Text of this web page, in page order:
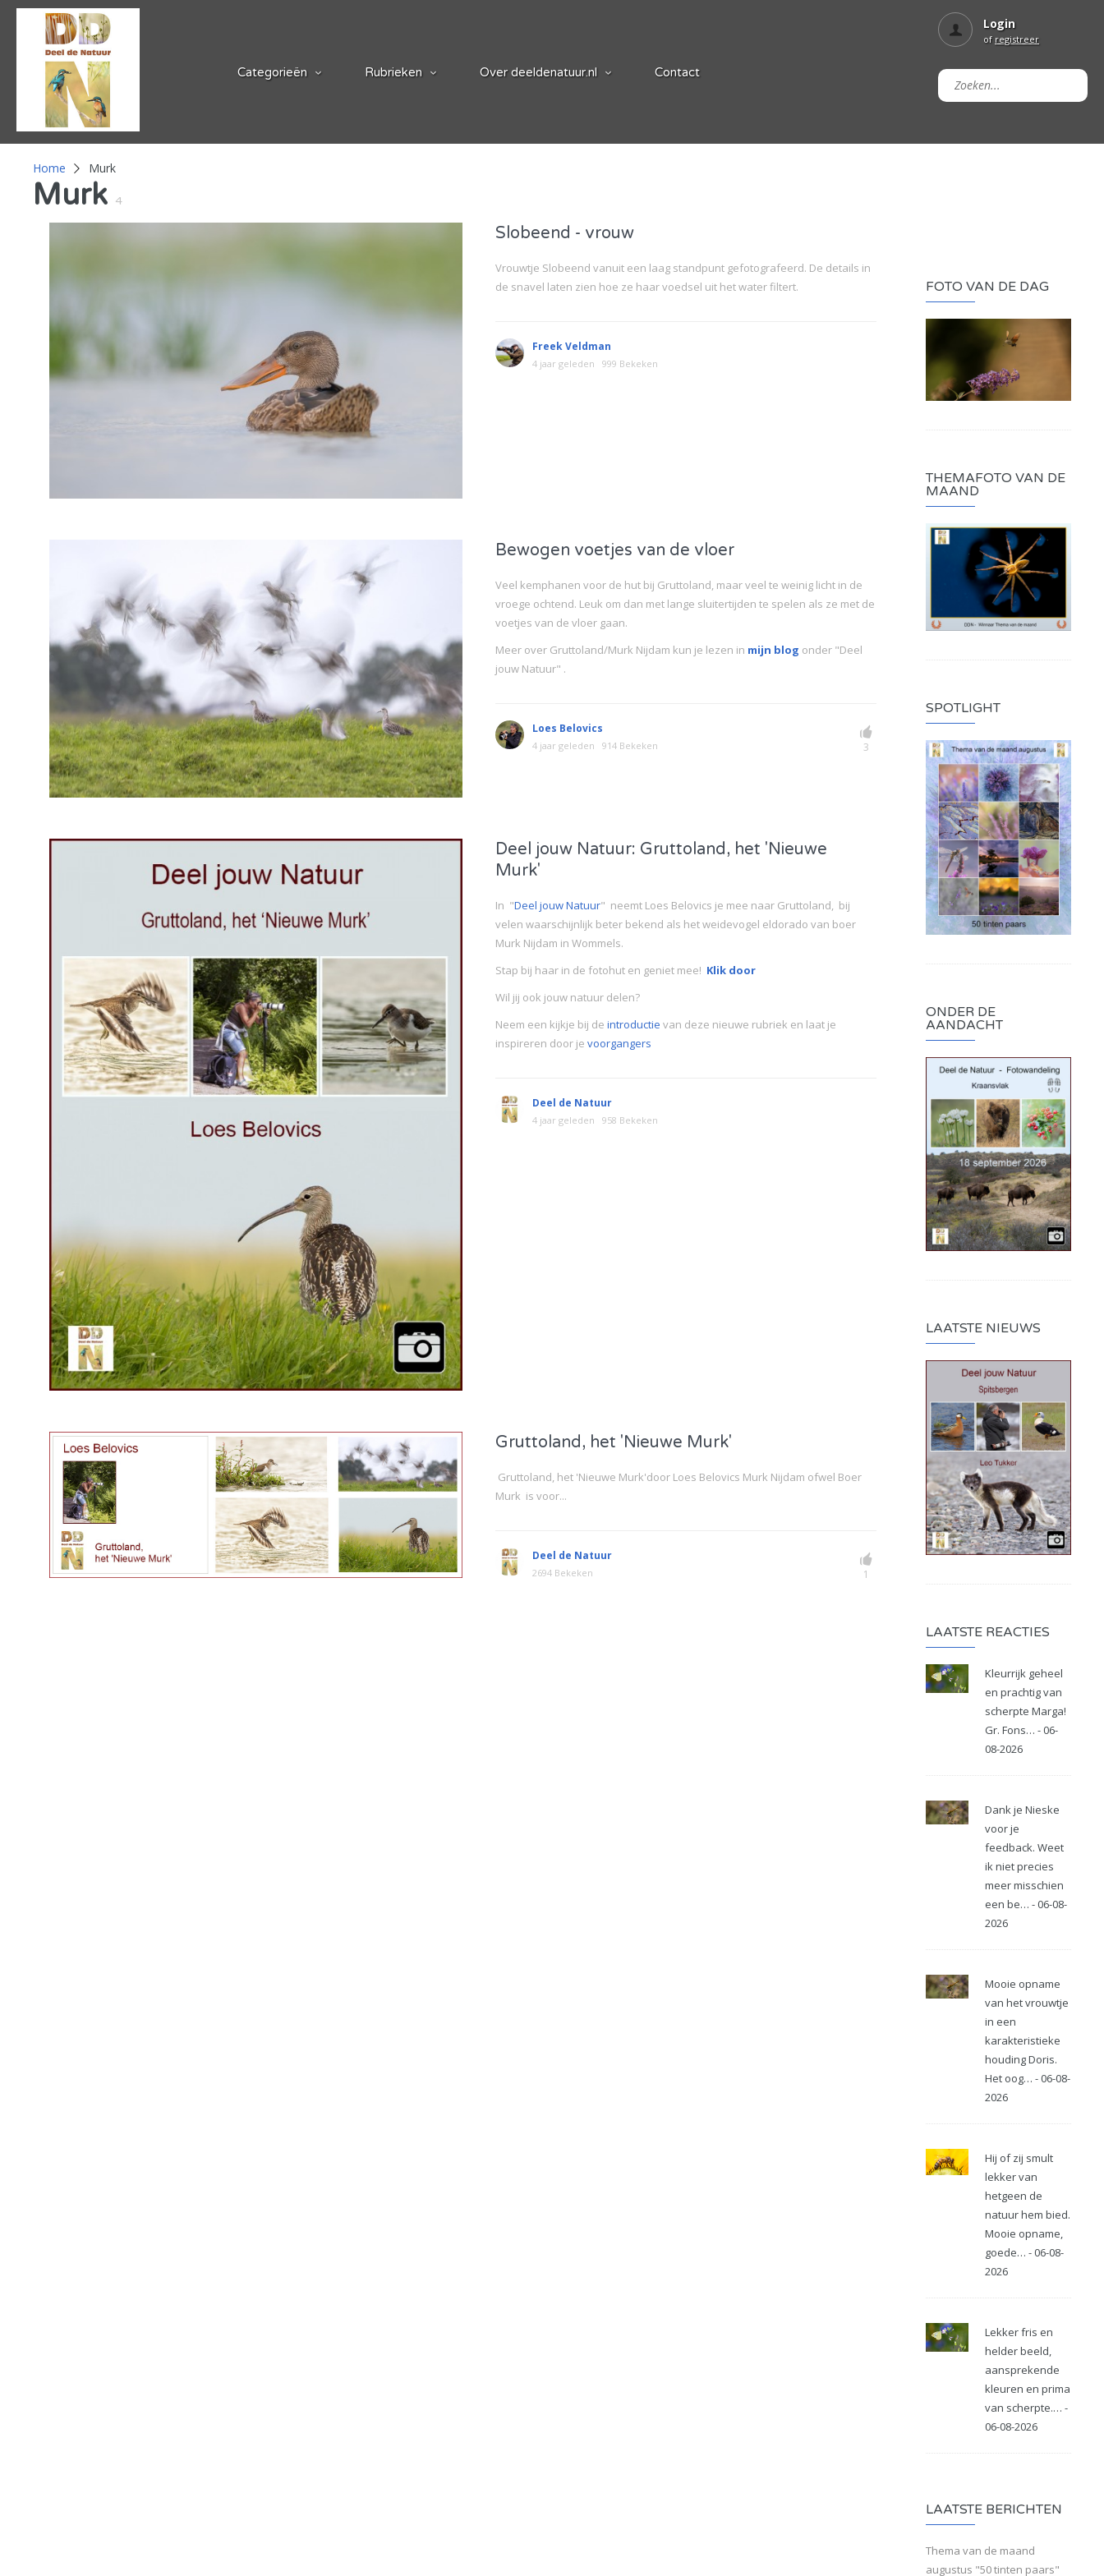
Categorieën Rubrieken Over deeldenatuur.nl Contact
Login
of registreer
Home Murk
Murk 4
Slobeend - vrouw
Vrouwtje Slobeend vanuit een laag standpunt gefotografeerd. De details in
de snavel laten zien hoe ze haar voedsel uit het water filtert.
Freek Veldman
4 jaar geleden 999 Bekeken
Bewogen voetjes van de vloer
Veel kemphanen voor de hut bij Gruttoland, maar veel te weinig licht in de
vroege ochtend. Leuk om dan met lange sluitertijden te spelen als ze met de
voetjes van de vloer gaan.
Meer over Gruttoland/Murk Nijdam kun je lezen in mijn blog onder "Deel
jouw Natuur" .
Loes Belovics
4 jaar geleden 914 Bekeken 3
Deel jouw Natuur: Gruttoland, het 'Nieuwe
Murk'
In "Deel jouw Natuur" neemt Loes Belovics je mee naar Gruttoland, bij
velen waarschijnlijk beter bekend als het weidevogel eldorado van boer
Murk Nijdam in Wommels.
Stap bij haar in de fotohut en geniet mee! Klik door
Wil jij ook jouw natuur delen?
Neem een kijkje bij deintroductie van deze nieuwe rubriek en laat je
inspireren door jevoorgangers
Deel de Natuur
4 jaar geleden 958 Bekeken
Gruttoland, het 'Nieuwe Murk'
Gruttoland, het 'Nieuwe Murk'door Loes Belovics Murk Nijdam ofwel Boer
Murk is voor...
Deel de Natuur
2694 Bekeken 1
FOTO VAN DE DAG
THEMAFOTO VAN DE
MAAND
SPOTLIGHT
ONDER DE
AANDACHT
LAATSTE NIEUWS
LAATSTE REACTIES
Kleurrijk geheel
en prachtig van
scherpte Marga!
Gr. Fons… - 06-
08-2026
Dank je Nieske
voor je
feedback. Weet
ik niet precies
meer misschien
een be… - 06-08-
2026
Mooie opname
van het vrouwtje
in een
karakteristieke
houding Doris.
Het oog… - 06-08-
2026
Hij of zij smult
lekker van
hetgeen de
natuur hem bied.
Mooie opname,
goede… - 06-08-
2026
Lekker fris en
helder beeld,
aansprekende
kleuren en prima
van scherpte.… -
06-08-2026
LAATSTE BERICHTEN
Thema van de maand
augustus "50 tinten paars"